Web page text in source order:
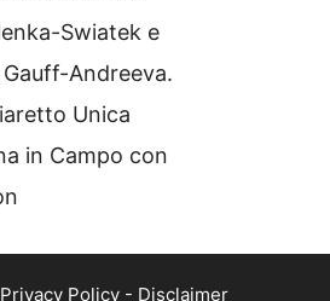
Swiatek e
Andreeva.
Unica
in Campo con
Privacy Policy- Disclaimer